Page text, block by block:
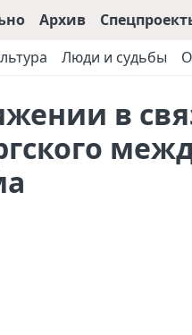
Архив
Люди и судьбы
в